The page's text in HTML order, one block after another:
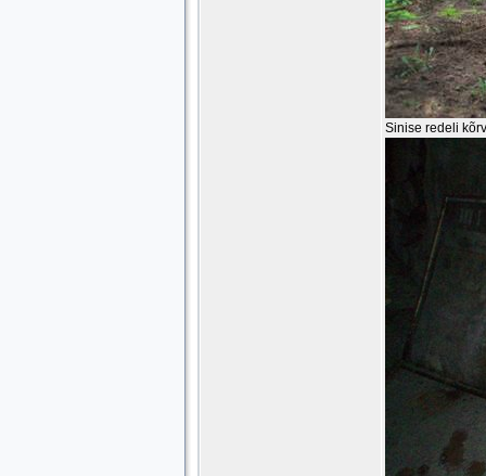
Sinise redeli